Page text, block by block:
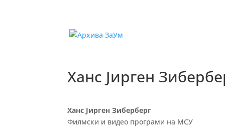
Ханс Јирген
Ханс Јирген Зиберберг
Филмски и видео програми на МСУ